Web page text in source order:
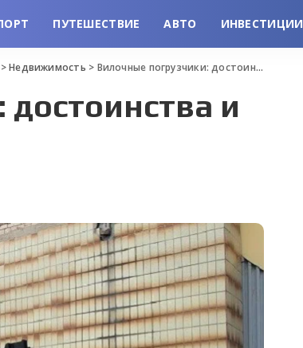
ПУТЕШЕСТВИЕ АВТО ИНВЕСТИЦИИ
>Недвижимость > Вилочные погрузчики: достоинства и назначение
и